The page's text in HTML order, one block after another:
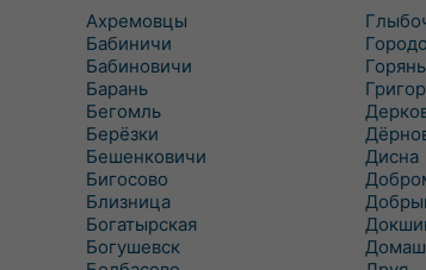
Ахремовцы
Бабиничи
Бабиновичи
Барань
Бегомль
Берёзки
Бешенковичи
Бигосово
Близница
Богатырская
Богушевск
Дисна